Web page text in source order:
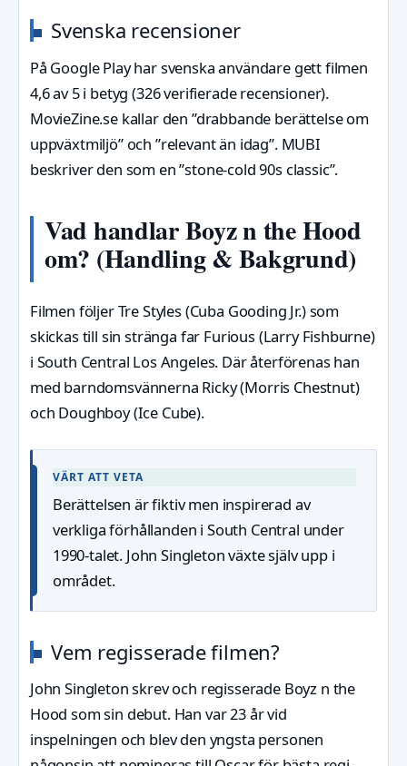
Svenska recensioner
På Google Play har svenska användare gett filmen
4,6 av 5 i betyg (326 verifierade recensioner).
MovieZine.se kallar den ”drabbande berättelse om
uppväxtmiljö” och ”relevant än idag”. MUBI
beskriver den som en ”stone-cold 90s classic”.
Vad handlar Boyz n the Hood
om? (Handling & Bakgrund)
Filmen följer Tre Styles (Cuba Gooding Jr.) som
skickas till sin stränga far Furious (Larry Fishburne)
i South Central Los Angeles. Där återförenas han
med barndomsvännerna Ricky (Morris Chestnut)
och Doughboy (Ice Cube).
VÄRT ATT VETA
Berättelsen är fiktiv men inspirerad av
verkliga förhållanden i South Central under
1990-talet. John Singleton växte själv upp i
området.
Vem regisserade filmen?
John Singleton skrev och regisserade Boyz n the
Hood som sin debut. Han var 23 år vid
inspelningen och blev den yngsta personen